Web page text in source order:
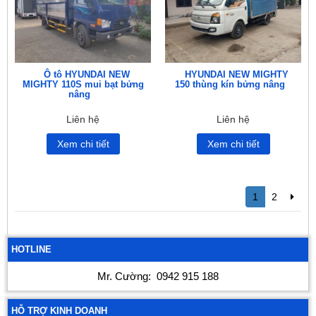
Ô tô HYUNDAI NEW
MIGHTY 110S mui bạt bửng
nâng
Liên hệ
Xem chi tiết
HYUNDAI NEW MIGHTY
150 thùng kín bửng nâng
Liên hệ
Xem chi tiết
1 2
HOTLINE
Mr. Cường: 0942 915 188
HỖ TRỢ KINH DOANH